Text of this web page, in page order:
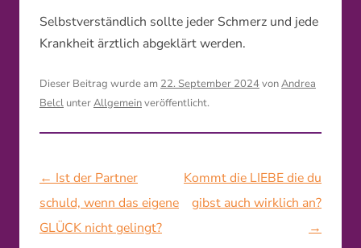
Selbstverständlich sollte jeder Schmerz und jede
Krankheit ärztlich abgeklärt werden.
Dieser Beitrag wurde am 22. September 2024vonAndrea
Belcl unterAllgemeinveröffentlicht.
Beitragsnavigation
← Ist der Partner
schuld, wenn das eigene
GLÜCK nicht gelingt?
Kommt die LIEBE die du
gibst auch wirklich an?
→